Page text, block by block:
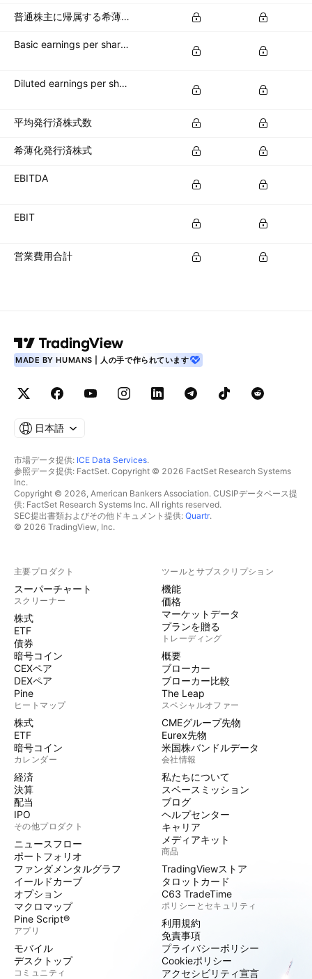
普通株主に帰属する希薄化純利益
Basic earnings per share (basic EPS)
Diluted earnings per share (diluted EPS)
平均発行済株式数
希薄化発行済株式
EBITDA
EBIT
営業費用合計
MADE BY HUMANS | 人の手で作られています
日本語
市場データ提供: ICE Data Services.
参照データ提供: FactSet. Copyright © 2026 FactSet Research Systems
Inc.
Copyright © 2026, American Bankers Association. CUSIPデータベース提
供: FactSet Research Systems Inc. All rights reserved.
SEC提出書類およびその他ドキュメント提供: Quartr.
© 2026 TradingView, Inc.
主要プロダクト
スーパーチャート
スクリーナー
株式
ETF
債券
暗号コイン
CEXペア
DEXペア
Pine
ヒートマップ
株式
ETF
暗号コイン
カレンダー
経済
決算
配当
IPO
その他プロダクト
ニュースフロー
ポートフォリオ
ファンダメンタルグラフ
イールドカーブ
オプション
マクロマップ
Pine Script®
アプリ
モバイル
デスクトップ
コミュニティ
ツールとサブスクリプション
機能
価格
マーケットデータ
プランを贈る
トレーディング
概要
ブローカー
ブローカー比較
The Leap
スペシャルオファー
CMEグループ先物
Eurex先物
米国株バンドルデータ
会社情報
私たちについて
スペースミッション
ブログ
ヘルプセンター
キャリア
メディアキット
商品
TradingViewストア
タロットカード
C63 TradeTime
ポリシーとセキュリティ
利用規約
免責事項
プライバシーポリシー
Cookieポリシー
アクセシビリティ宣言